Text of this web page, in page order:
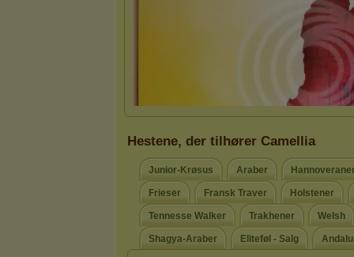
Hestene, der tilhører Camellia
Junior-Krøsus Araber
Frieser Fransk Traver Holstener
Tennesse Walker Trakhener Welsh
Shagya-Araber Eliteføl - Salg